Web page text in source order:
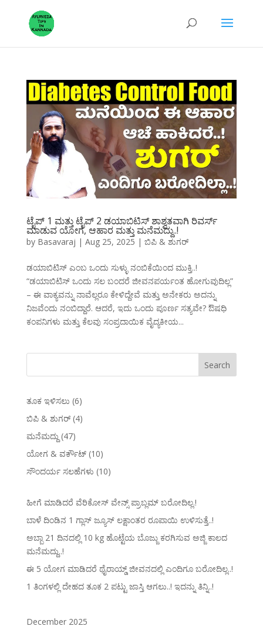
ಟೈಪ್ 1 ಮತ್ತು ಟೈಪ್ 2 ಡಯಾಬಿಟಿಸ್ ಶಾಶ್ವತವಾಗಿ ರಿವರ್ಸ್
ಮಾಡುವ ಯೋಗ, ಆಹಾರ ಮತ್ತು ಮನೆಮದ್ದು..!
by Basavaraj | Aug 25, 2025 | ಬಿಪಿ & ಶುಗರ್
ಡಯಾಬಿಟಿಸ್ ಎಂಬ ಒಂದು ಸುಳ್ಳು ನಂಬಿಕೆಯಿಂದ ಮುಕ್ತಿ..!
“ಡಯಾಬಿಟಿಸ್ ಒಂದು ಸಲ ಬಂದರೆ ಜೀವನಪರ್ಯಂತ ಹೋಗುವುದಿಲ್ಲ”
– ಈ ವಾಕ್ಯವನ್ನು ನಾವೆಲ್ಲರೂ ಕೇಳಿದ್ದೇವೆ ಮತ್ತು ಅನೇಕರು ಅದನ್ನು
ನಿಜವೆಂದು ನಂಬಿದ್ದಾರೆ. ಆದರೆ, ಇದು ಒಂದು ಪೂರ್ಣ ಸತ್ಯವೇ? ಔಷಧಿ
ಕಂಪನಿಗಳು ಮತ್ತು ಕೆಲವು ಸಂಪ್ರದಾಯಿಕ ವೈದ್ಯಕೀಯ...
ತೂಕ ಇಳಿಸಲು (6)
ಬಿಪಿ & ಶುಗರ್(4)
ಮನೆಮದ್ದು (47)
ಯೋಗ & ವರ್ಕೌಟ್(10)
ಸೌಂದರ್ಯ ಸಲಹೆಗಳು (10)
ಹೀಗೆ ಮಾಡಿದರೆ ವೆರಿಕೋಸ್‌ ವೇನ್ಸ್‌ ಪ್ರಾಬ್ಲಮ್‌ ಬರೋದಿಲ್ಲ.!
ಬಾಳೆ ದಿಂಡಿನ 1 ಗ್ಲಾಸ್ ಜ್ಯೂಸ್ ಲಕ್ಷಾಂತರ ರೂಪಾಯಿ ಉಳಿಸುತ್ತೆ..!
ಅಬ್ಬಾ 21 ದಿನದಲ್ಲಿ 10 kg ಹೊಟ್ಟೆಯ ಬೊಜ್ಜು ಕರಗಿಸುವ ಅಜ್ಜಿ ಕಾಲದ
ಮನೆಮದ್ದು..!
ಈ 5 ಯೋಗ ಮಾಡಿದರೆ ಥೈರಾಯ್ಡ್‌ ಜೀವನದಲ್ಲಿ ಎಂದಿಗೂ ಬರೋದಿಲ್ಲ..!
1 ತಿಂಗಳಲ್ಲಿ ದೇಹದ ತೂಕ 2 ಪಟ್ಟು ಜಾಸ್ತಿ ಆಗಲು..! ಇದನ್ನು ತಿನ್ನಿ..!
December 2025